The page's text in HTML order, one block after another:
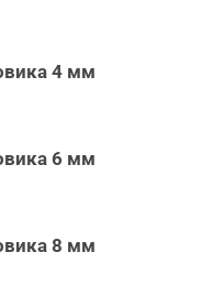
4 мм
6 мм
8 мм